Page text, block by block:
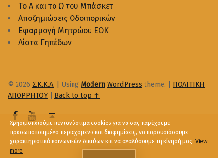
Το Α και το Ω του Μπάσκετ
Αποζημιώσεις Οδοιπορικών
Εφαρμογή Μητρώου ΕΟΚ
Λίστα Γηπέδων
© 2026 Σ.Κ.Κ.Α. Using Modern WordPress theme.
ΠΟΛΙΤΙΚΗ
ΑΠΟΡΡΗΤΟΥ
Back to top ↑
Χρησιμοποιούμε πεντανόστιμα cookies για να σας παρέχουμε
προσωποποιημένο περιεχόμενο και διαφημίσεις, να παρουσιάσουμε
χαρακτηριστικά κοινωνικών δικτύων και να αναλύσουμε τη κίνησή μας. View
more